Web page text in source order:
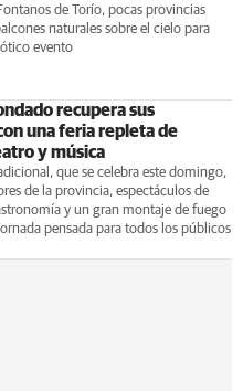
de Torío, pocas provincias
naturales sobre el cielo para
evento
recupera sus
una feria repleta de
y música
que se celebra este domingo,
de la provincia, espectáculos de
y un gran montaje de fuego
pensada para todos los públicos